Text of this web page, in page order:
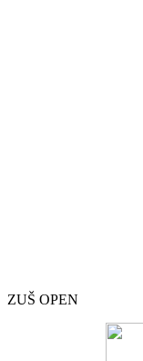
ZUŠ OPEN